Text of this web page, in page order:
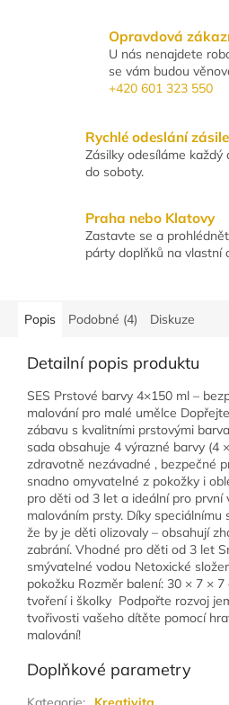
Opravdová
U nás nenajdete
se vám budou
+420 601 323 550
Rychlé odeslání
Zásilky odesíláme každý
do soboty.
Praha nebo Klatovy
Zastavte se a
párty doplňků na vlastní
Popis Podobné (4) Diskuze
Detailní popis produktu
SES Prstové barvy 4×150 ml –
malování pro malé umělce
zábavu s kvalitními prstovými
sada obsahuje 4 výrazné barvy (4
zdravotně nezávadné , bezpečné
snadno omyvatelné z pokožky i
pro děti od 3 let a ideální pro první
malováním prsty. Díky
že by je děti olizovaly – obsahují
zabrání. Vhodné pro děti od 3 let
smývatelné vodou Netoxické
pokožku Rozměr balení: 30 × 7 ×
tvoření i školky Podpořte rozvoj
tvořivosti vašeho dítěte pomocí
malování!
Doplňkové parametry